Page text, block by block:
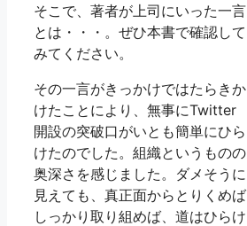
そこで、著者が上司にいった一言
とは・・・。ぜひ本書で確認して
みてください。
その一言がきっかけではたらきか
けたことにより、無事にTwitter
開設の突破口がいとも簡単にひら
けたのでした。組織というものの
奥深さを感じました。ダメそうに
見えても、真正面からとりくめば
しっかり取り組めば、道はひらけ